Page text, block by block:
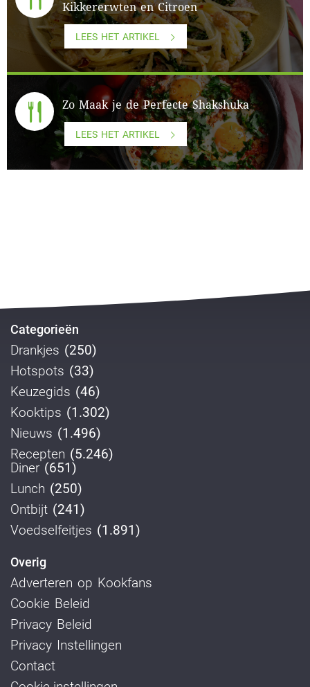
Kikkererwten en Citroen
LEES HET ARTIKEL
Zo Maak je de Perfecte Shakshuka
LEES HET ARTIKEL
Categorieën
Drankjes (250)
Hotspots (33)
Keuzegids (46)
Kooktips (1.302)
Nieuws (1.496)
Recepten (5.246)
Diner (651)
Lunch (250)
Ontbijt (241)
Voedselfeitjes (1.891)
Overig
Adverteren op Kookfans
Cookie Beleid
Privacy Beleid
Privacy Instellingen
Contact